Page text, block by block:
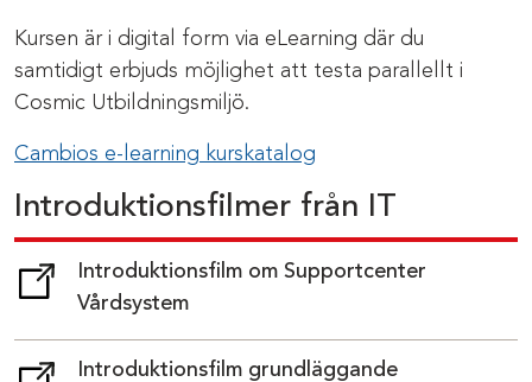
Kursen är i digital form via eLearning där du
samtidigt erbjuds möjlighet att testa parallellt i
Cosmic Utbildningsmiljö.
Cambios e-learning kurskatalog
Introduktionsfilmer från IT
Introduktionsfilm om Supportcenter
Vårdsystem
( länk till annan webbplats)
Introduktionsfilm grundläggande